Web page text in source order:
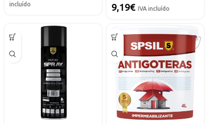
incluído 9,19€ IVA incluído